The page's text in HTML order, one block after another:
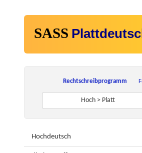
SASS
Rechtschreibprogramm
Hoch > Platt
Hochdeutsch